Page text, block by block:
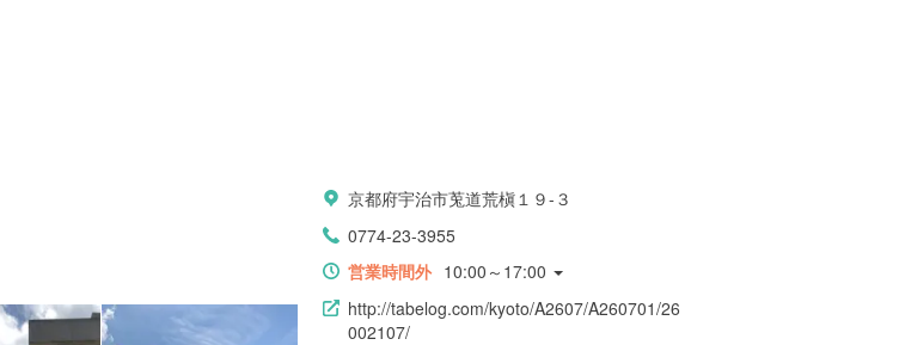
京都府宇治市莵道荒槇１９-３
0774-23-3955
営業時間外 10:00～17:00
http://tabelog.com/kyoto/A2607/A260701/26
002107/